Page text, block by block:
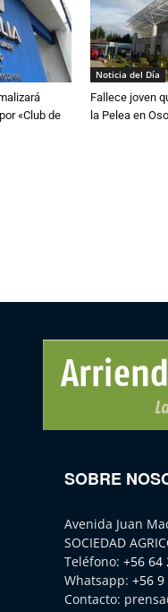
«Club de
Noticia del Día
Fallece joven
la Pelea en
SOBRE
Avenida Juan
SOCIEDAD
Teléfono: +56 64
Whatsapp: +56 9
Contacto: